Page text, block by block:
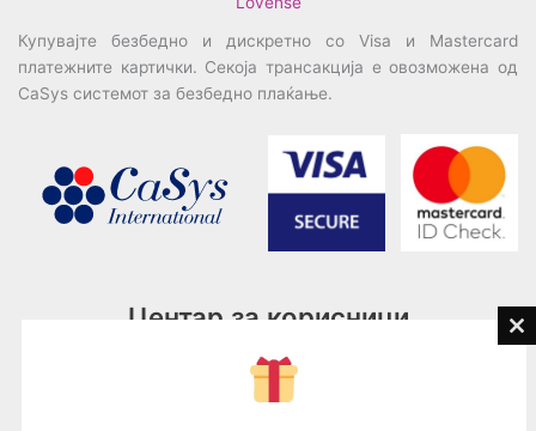
Купувајте безбедно и дискретно со Visa и Mastercard
платежните картички. Секоја трансакција е овозможена од
CaSys системот за безбедно плаќање.
Центар за корисници
076945497; 076945498
contact@loveguru.mk